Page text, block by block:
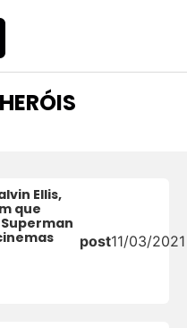
Ellis,
que
Superman
post11/03/2021